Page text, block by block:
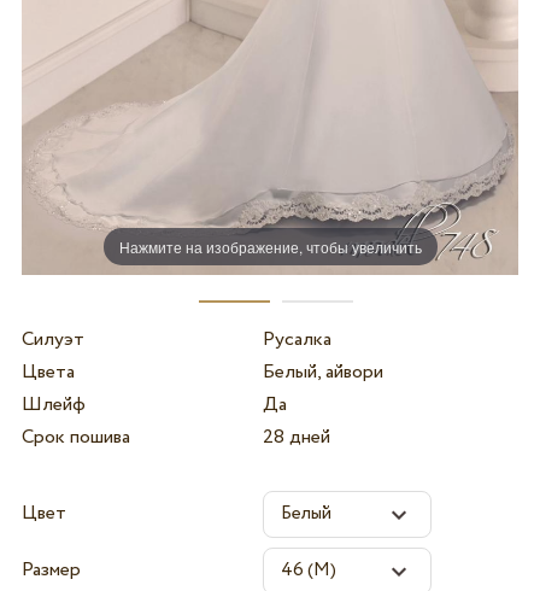
Нажмите на изображение, чтобы увеличить
Силуэт
Русалка
Цвета
Белый, айвори
Шлейф
Да
Срок пошива
28 дней
Цвет
Размер